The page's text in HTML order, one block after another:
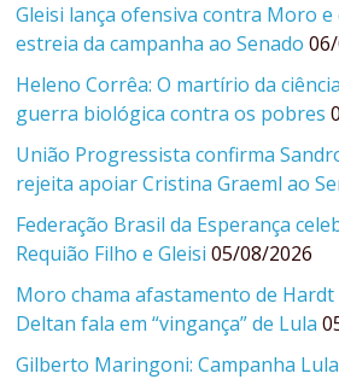
Gleisi lança ofensiva contra Moro
estreia da campanha ao Senado
Heleno Corrêa: O martírio da
guerra biológica contra os pobres
União Progressista confirma
rejeita apoiar Cristina Graeml ao
Federação Brasil da Esperança
Requião Filho e Gleisi 05/08/2026
Moro chama afastamento de Hardt
Deltan fala em “vingança” de Lula
Gilberto Maringoni: Campanha